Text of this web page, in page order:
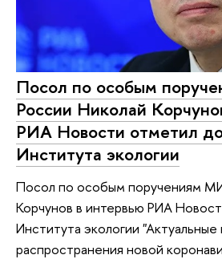
Посол по особым
России Николай
РИА Новости отметил
Института экологии
Посол по особым поручениям
Корчунов в интервью РИА
Института экологии
распространения новой